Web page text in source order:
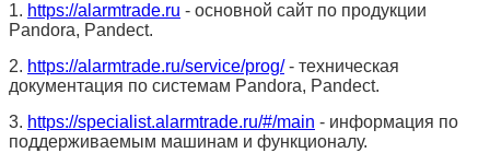
1. https://alarmtrade.ru - основной сайт по продукции
Pandora, Pandect.
2. https://alarmtrade.ru/service/prog/- техническая
документация по системам Pandora, Pandect.
3. https://specialist.alarmtrade.ru/#/main - информация по
поддерживаемым машинам и функционалу.